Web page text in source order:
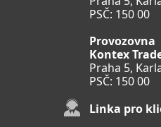
PSČ: 150 00
Provozovna
Kontex
Praha 5,
PSČ: 150 00
Linka pro